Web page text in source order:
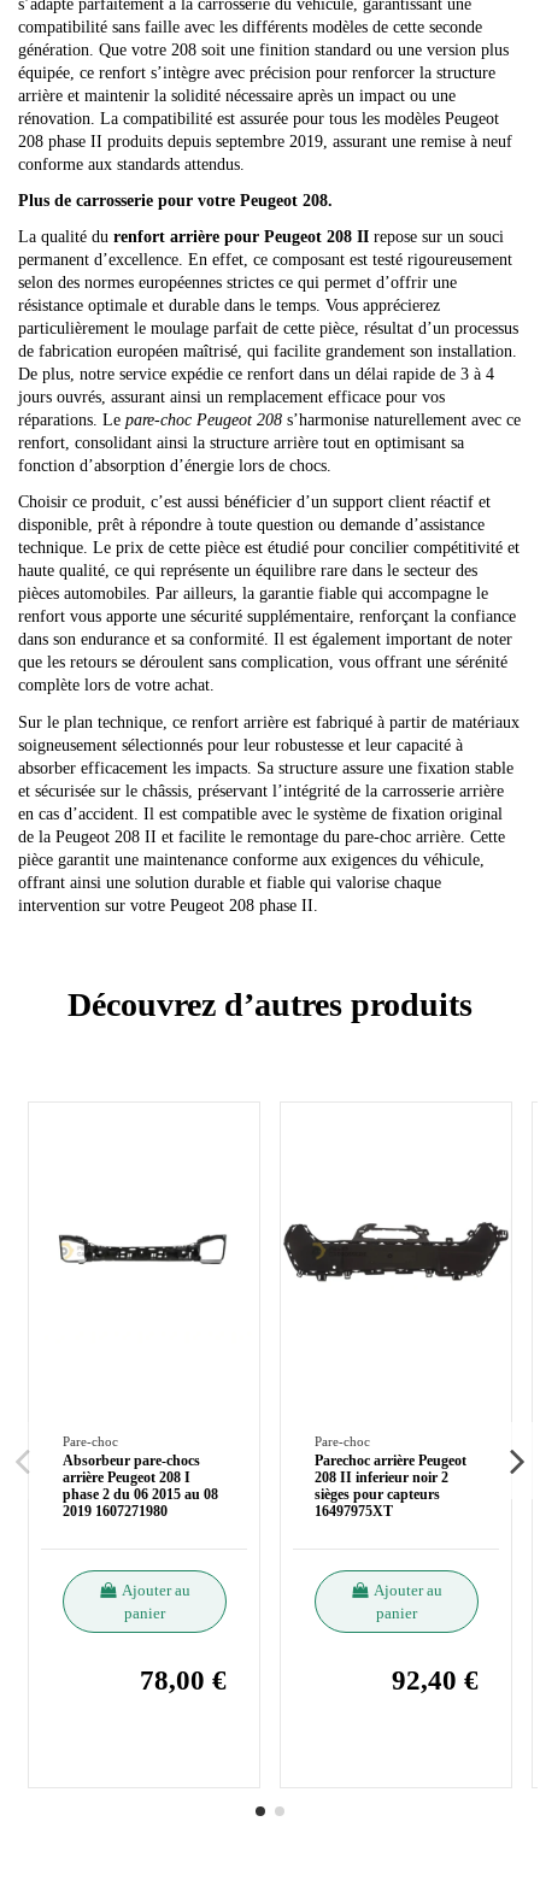
s’adapte parfaitement à la carrosserie du véhicule, garantissant une
compatibilité sans faille avec les différents modèles de cette seconde
génération. Que votre 208 soit une finition standard ou une version plus
équipée, ce renfort s’intègre avec précision pour renforcer la structure
arrière et maintenir la solidité nécessaire après un impact ou une
rénovation. La compatibilité est assurée pour tous les modèles Peugeot
208 phase II produits depuis septembre 2019, assurant une remise à neuf
conforme aux standards attendus.
Plus de carrosserie pour votre Peugeot 208.
La qualité du renfort arrière pour Peugeot 208 II repose sur un souci
permanent d’excellence. En effet, ce composant est testé rigoureusement
selon des normes européennes strictes ce qui permet d’offrir une
résistance optimale et durable dans le temps. Vous apprécierez
particulièrement le moulage parfait de cette pièce, résultat d’un processus
de fabrication européen maîtrisé, qui facilite grandement son installation.
De plus, notre service expédie ce renfort dans un délai rapide de 3 à 4
jours ouvrés, assurant ainsi un remplacement efficace pour vos
réparations. Le pare-choc Peugeot 208 s’harmonise naturellement avec ce
renfort, consolidant ainsi la structure arrière tout en optimisant sa
fonction d’absorption d’énergie lors de chocs.
Choisir ce produit, c’est aussi bénéficier d’un support client réactif et
disponible, prêt à répondre à toute question ou demande d’assistance
technique. Le prix de cette pièce est étudié pour concilier compétitivité et
haute qualité, ce qui représente un équilibre rare dans le secteur des
pièces automobiles. Par ailleurs, la garantie fiable qui accompagne le
renfort vous apporte une sécurité supplémentaire, renforçant la confiance
dans son endurance et sa conformité. Il est également important de noter
que les retours se déroulent sans complication, vous offrant une sérénité
complète lors de votre achat.
Sur le plan technique, ce renfort arrière est fabriqué à partir de matériaux
soigneusement sélectionnés pour leur robustesse et leur capacité à
absorber efficacement les impacts. Sa structure assure une fixation stable
et sécurisée sur le châssis, préservant l’intégrité de la carrosserie arrière
en cas d’accident. Il est compatible avec le système de fixation original
de la Peugeot 208 II et facilite le remontage du pare-choc arrière. Cette
pièce garantit une maintenance conforme aux exigences du véhicule,
offrant ainsi une solution durable et fiable qui valorise chaque
intervention sur votre Peugeot 208 phase II.
Découvrez d’autres produits
Pare-choc
Absorbeur pare-chocs
arrière Peugeot 208 I
phase 2 du 06 2015 au 08
2019 1607271980
Ajouter au
panier
78,00 €
Pare-choc
Parechoc arrière Peugeot
208 II inferieur noir 2
sièges pour capteurs
16497975XT
Ajouter au
panier
92,40 €